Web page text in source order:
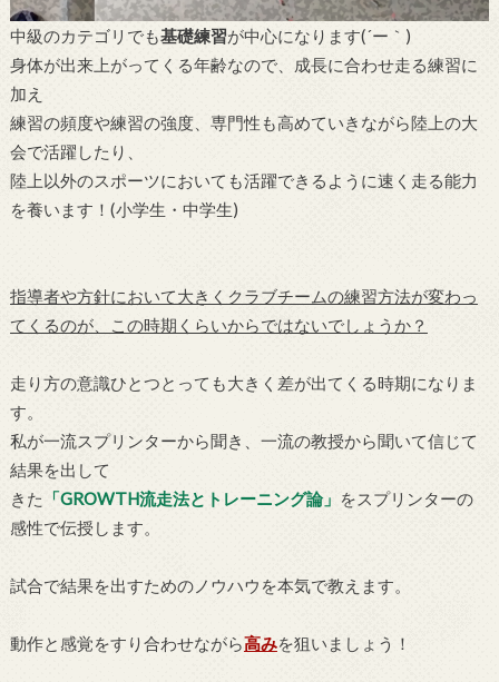
中級のカテゴリでも基礎練習が中心になります(´ー｀)
身体が出来上がってくる年齢なので、成長に合わせ走る練習に
加え
練習の頻度や練習の強度、専門性も高めていきながら陸上の大
会で活躍したり、
陸上以外のスポーツにおいても活躍できるように速く走る能力
を養います！(小学生・中学生)
指導者や方針において大きくクラブチームの練習方法が変わっ
てくるのが、この時期くらいからではないでしょうか？
走り方の意識ひとつとっても大きく差が出てくる時期になりま
す。
私が一流スプリンターから聞き、一流の教授から聞いて信じて
結果を出して
きた
「GROWTH流走法とトレーニング論」 をスプリンターの
感性で伝授します。
試合で結果を出すためのノウハウを本気で教えます。
動作と感覚をすり合わせながら高みを狙いましょう！